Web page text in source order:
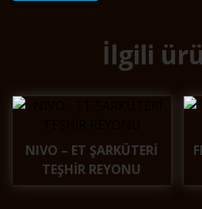
İlgili
NIVO – ET ŞARKÜTERİ
TEŞHİR REYONU